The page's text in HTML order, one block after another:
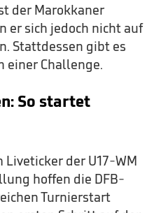
der Marokkaner
er sich jedoch nicht auf
Stattdessen gibt es
einer Challenge.
So startet
der U17-WM
hoffen die DFB-
Turnierstart